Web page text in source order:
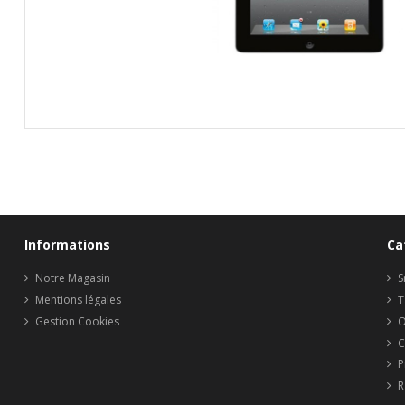
Informations
Notre Magasin
Mentions légales
Gestion Cookies